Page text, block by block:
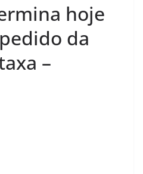
hoje
da
–